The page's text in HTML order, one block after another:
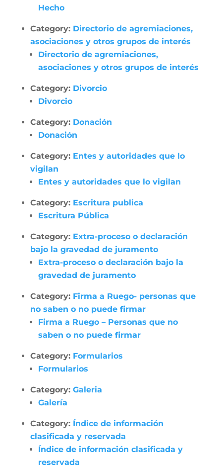
Hecho
Category: Directorio de agremiaciones,
asociaciones y otros grupos de interés
Directorio de agremiaciones,
asociaciones y otros grupos de interés
Category: Divorcio
Divorcio
Category: Donación
Donación
Category: Entes y autoridades que lo
vigilan
Entes y autoridades que lo vigilan
Category: Escritura publica
Escritura Pública
Category: Extra-proceso o declaración
bajo la gravedad de juramento
Extra-proceso o declaración bajo la
gravedad de juramento
Category: Firma a Ruego- personas que
no saben o no puede firmar
Firma a Ruego – Personas que no
saben o no puede firmar
Category: Formularios
Formularios
Category: Galeria
Galería
Category: Índice de información
clasificada y reservada
Índice de información clasificada y
reservada